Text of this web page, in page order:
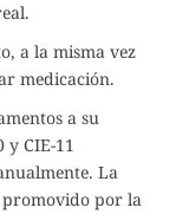
a la misma vez
medicación.
a su
y CIE-11
La
promovido por la